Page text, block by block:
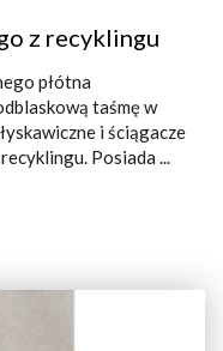
z recyklingu
płótna
taśmę w
i ściągacze
Posiada ...